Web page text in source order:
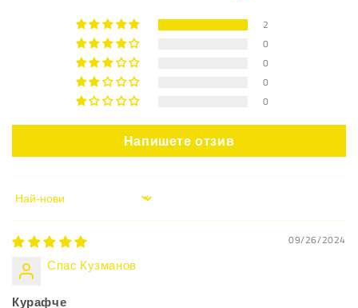
2
0
0
0
0
Напишете отзив
Sort by
09/26/2024
Спас Кузманов
Курафче